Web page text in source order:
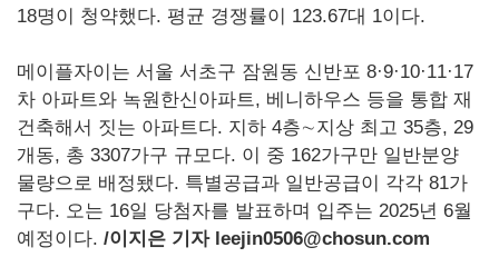
18명이 청약했다. 평균 경쟁률이 123.67대 1이다.
메이플자이는 서울 서초구 잠원동 신반포 8·9·10·11·17
차 아파트와 녹원한신아파트, 베니하우스 등을 통합 재
건축해서 짓는 아파트다. 지하 4층∼지상 최고 35층, 29
개동, 총 3307가구 규모다. 이 중 162가구만 일반분양
물량으로 배정됐다. 특별공급과 일반공급이 각각 81가
구다. 오는 16일 당첨자를 발표하며 입주는 2025년 6월
예정이다. /이지은 기자 leejin0506@chosun.com